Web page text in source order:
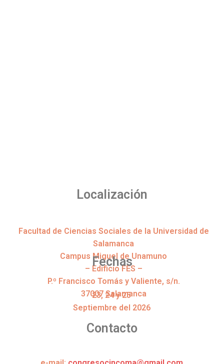
Localización
Facultad de Ciencias Sociales de la Universidad de
Salamanca
Campus Miguel de Unamuno
– Edificio FES –
P.º Francisco Tomás y Valiente, s/n.
37007 Salamanca
Fechas
23, 24 y 25
Septiembre del 2026
Contacto